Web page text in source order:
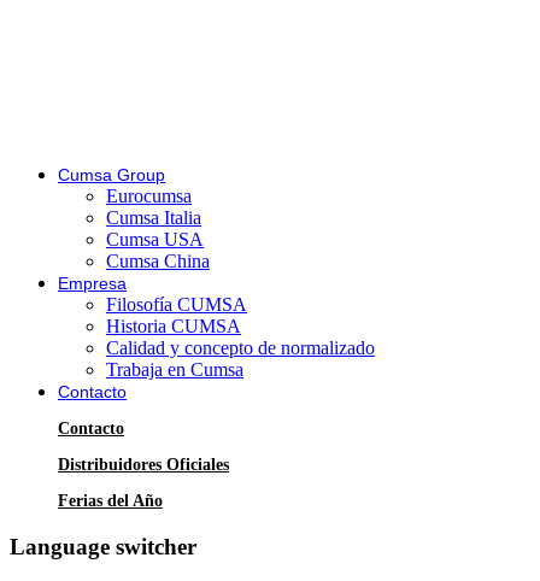
Cumsa Group
Eurocumsa
Cumsa Italia
Cumsa USA
Cumsa China
Empresa
Filosofía CUMSA
Historia CUMSA
Calidad y concepto de normalizado
Trabaja en Cumsa
Contacto
Contacto
Distribuidores Oficiales
Ferias del Año
Language switcher